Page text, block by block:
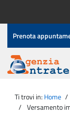
contenuto
Menu
di
servizio
Prenota
Agenzia
Entrate
principale
Ti trovi in: Home
Versamento